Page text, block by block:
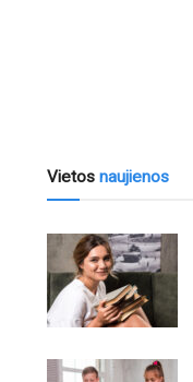
Vietos naujienos